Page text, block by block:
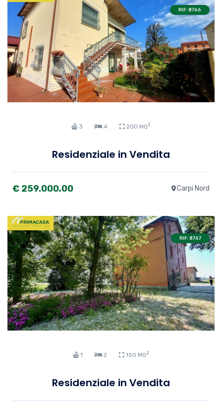
RIF: 8766
3 4 200 MQ2
Residenziale in Vendita
€ 259.000,00 Carpi Nord
RIF: 8767
1 2 150 MQ2
Residenziale in Vendita